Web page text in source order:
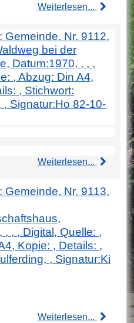
Weiterlesen...
Gemeinde, Nr. 9112,
bei der
Datum:1970, , , ,
, Abzug: Din A4,
, Stichwort:
, Signatur:Ho 82-10-
Weiterlesen...
Gemeinde, Nr. 9113,
, , , Digital, Quelle: ,
Kopie: , Details: ,
, Signatur:Ki
Weiterlesen...